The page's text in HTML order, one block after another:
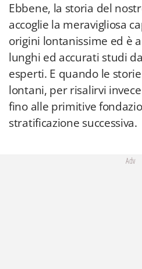
Ebbene, la storia del
accoglie la meravigliosa
origini lontanissime ed è
lunghi ed accurati studi
esperti. E quando le
lontani, per risalirvi
fino alle primitive
stratificazione successiva.
Adv